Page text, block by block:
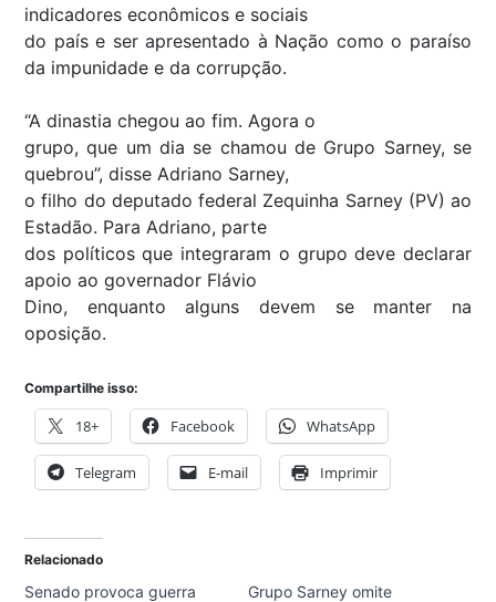
indicadores econômicos e sociais
do país e ser apresentado à Nação como o paraíso
da impunidade e da corrupção.
“A dinastia chegou ao fim. Agora o
grupo, que um dia se chamou de Grupo Sarney, se
quebrou”, disse Adriano Sarney,
o filho do deputado federal Zequinha Sarney (PV) ao
Estadão. Para Adriano, parte
dos políticos que integraram o grupo deve declarar
apoio ao governador Flávio
Dino, enquanto alguns devem se manter na
oposição.
Compartilhe isso:
18+ Facebook WhatsApp
Telegram E-mail Imprimir
Relacionado
Senado provoca guerra
Grupo Sarney omite